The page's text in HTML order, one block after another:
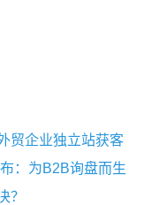
贸企业独立站获客
：为B2B询盘而生
？